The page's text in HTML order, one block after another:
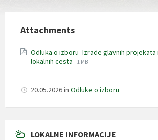
Attachments
Odluka o izboru- Izrade glavnih
lokalnih cesta
File
File
1 MB
20.05.2026in Odluke o izboru
LOKALNE INFORMACIJE